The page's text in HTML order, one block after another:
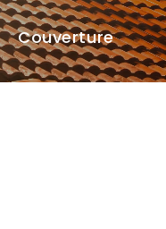
Couverture